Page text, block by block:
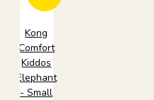
Kong
Comfort
Kiddos
Elephant
- Small